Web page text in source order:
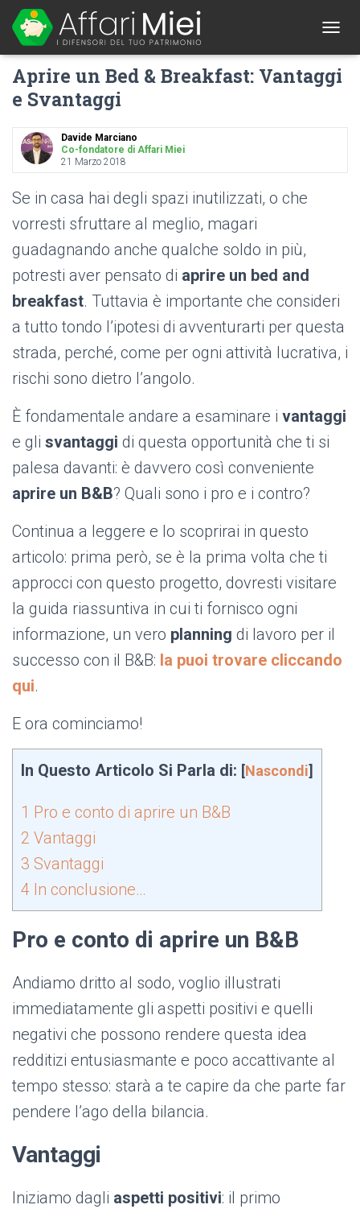
O
G
G
N
Aprire un Bed & Breakfast: Vantaggi
e Svantaggi
Davide Marciano
Co-fondatore di Affari Miei
21 Marzo 2018
Se in casa hai degli spazi inutilizzati, o che
vorresti sfruttare al meglio, magari
guadagnando anche qualche soldo in più,
potresti aver pensato di aprire un bed and
breakfast. Tuttavia è importante che consideri
a tutto tondo l’ipotesi di avventurarti per questa
strada, perché, come per ogni attività lucrativa, i
rischi sono dietro l’angolo.
È fondamentale andare a esaminare i vantaggi
e gli svantaggi di questa opportunità che ti si
palesa davanti: è davvero così conveniente
aprire un B&B? Quali sono i pro e i contro?
Continua a leggere e lo scoprirai in questo
articolo: prima però, se è la prima volta che ti
approcci con questo progetto, dovresti visitare
la guida riassuntiva in cui ti fornisco ogni
informazione, un vero planning di lavoro per il
successo con il B&B: la puoi trovare cliccando
qui.
E ora cominciamo!
In Questo Articolo Si Parla di: [Nascondi]
1 Pro e conto di aprire un B&B
2 Vantaggi
3 Svantaggi
4 In conclusione…
Pro e conto di aprire un B&B
Andiamo dritto al sodo, voglio illustrati
immediatamente gli aspetti positivi e quelli
negativi che possono rendere questa idea
redditizi entusiasmante e poco accattivante al
tempo stesso: starà a te capire da che parte far
pendere l’ago della bilancia.
Vantaggi
Iniziamo dagli aspetti positivi: il primo